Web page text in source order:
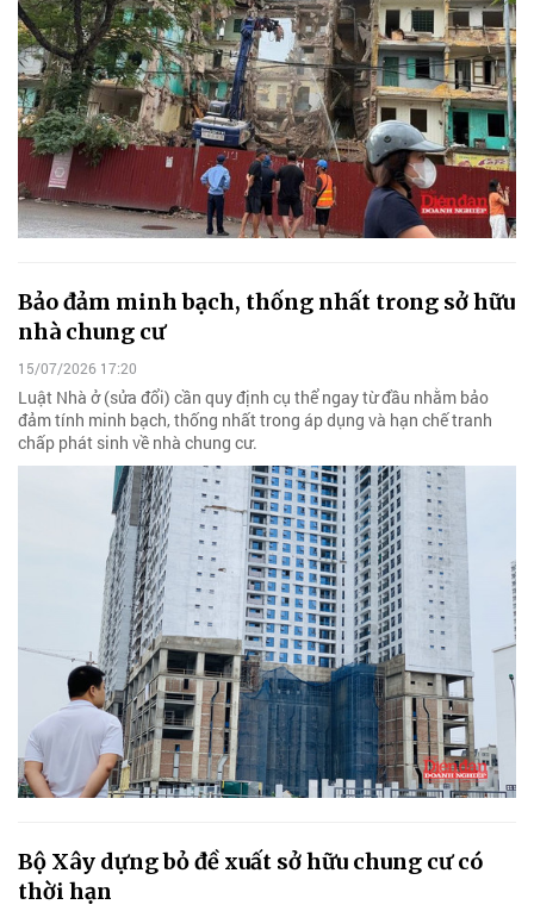
Bảo đảm minh bạch, thống nhất trong sở hữu
nhà chung cư
15/07/2026 17:20
Luật Nhà ở (sửa đổi) cần quy định cụ thể ngay từ đầu nhằm bảo
đảm tính minh bạch, thống nhất trong áp dụng và hạn chế tranh
chấp phát sinh về nhà chung cư.
Bộ Xây dựng bỏ đề xuất sở hữu chung cư có
thời hạn